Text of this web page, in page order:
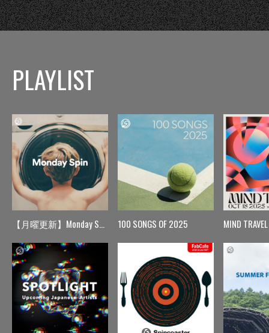
PLAYLIST
【月曜更新】Monday Spin 100 SONGS OF 2025 MIND TRAVEL